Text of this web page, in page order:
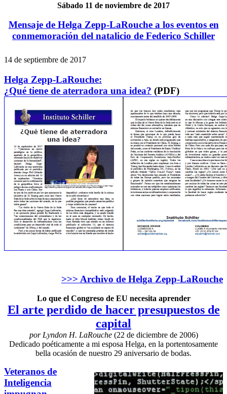
Sábado 11 de noviembre de 2017
Mensaje de Helga Zepp-LaRouche a los eventos en
conmemoración del natalicio de Federico Schiller
14 de septiembre de 2017
Helga Zepp-LaRouche:
¿Qué tiene de aterradora una idea? (PDF)
>>> Archivo de Helga Zepp-LaRouche
Lo que el Congreso de EU necesita aprender
El arte perdido de hacer presupuestos de
capital
por Lyndon H. LaRouche(22 de diciembre de 2006)
Dedicado poéticamente a mi esposa Helga, en la portentosamente
bella ocasión de nuestro 29 aniversario de bodas.
Veteranos de
Inteligencia